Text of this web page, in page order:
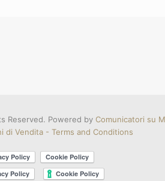
Reserved. Powered by Comunicatori su
di Vendita - Terms and Conditions